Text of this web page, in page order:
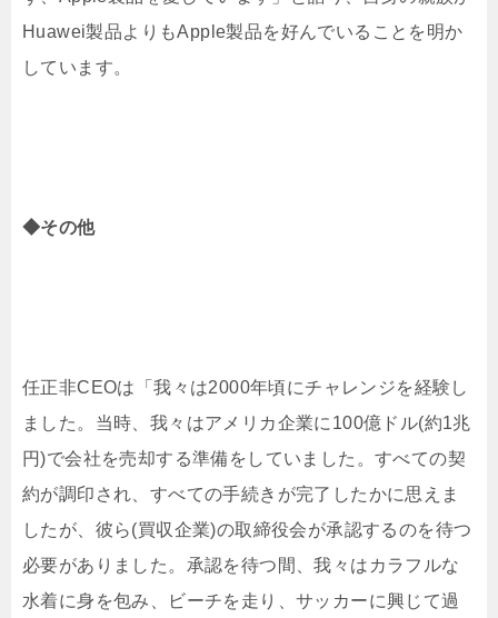
Huawei製品よりもApple製品を好んでいることを明か
しています。
◆その他
任正非CEOは「我々は2000年頃にチャレンジを経験し
ました。当時、我々はアメリカ企業に100億ドル(約1兆
円)で会社を売却する準備をしていました。すべての契
約が調印され、すべての手続きが完了したかに思えま
したが、彼ら(買収企業)の取締役会が承認するのを待つ
必要がありました。承認を待つ間、我々はカラフルな
水着に身を包み、ビーチを走り、サッカーに興じて過